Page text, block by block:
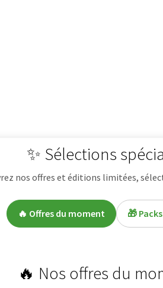
✨ Sélections
nos offres et éditions limitées,
🔥 Offres du moment 🎁
🔥 Nos offres du